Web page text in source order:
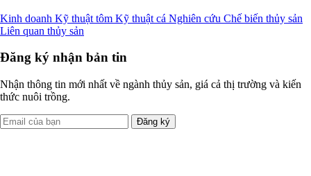
Kinh doanh Kỹ thuật tôm Kỹ thuật cá Nghiên cứu Chế biến thủy sản
Liên quan thủy sản
Đăng ký nhận bản tin
Nhận thông tin mới nhất về ngành thủy sản, giá cả thị trường và kiến
thức nuôi trồng.
Đăng ký